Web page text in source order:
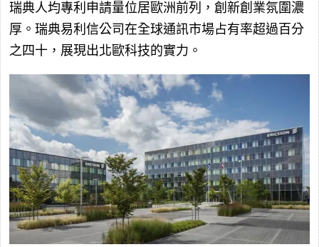
瑞典人均專利申請量位居歐洲前列，創新創業氛圍濃
厚。瑞典易利信公司在全球通訊市場占有率超過百分
之四十，展現出北歐科技的實力。